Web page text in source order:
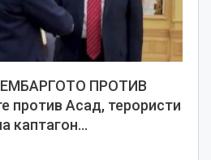
ПРОТИВ
против Асад, терористи
каптагон…